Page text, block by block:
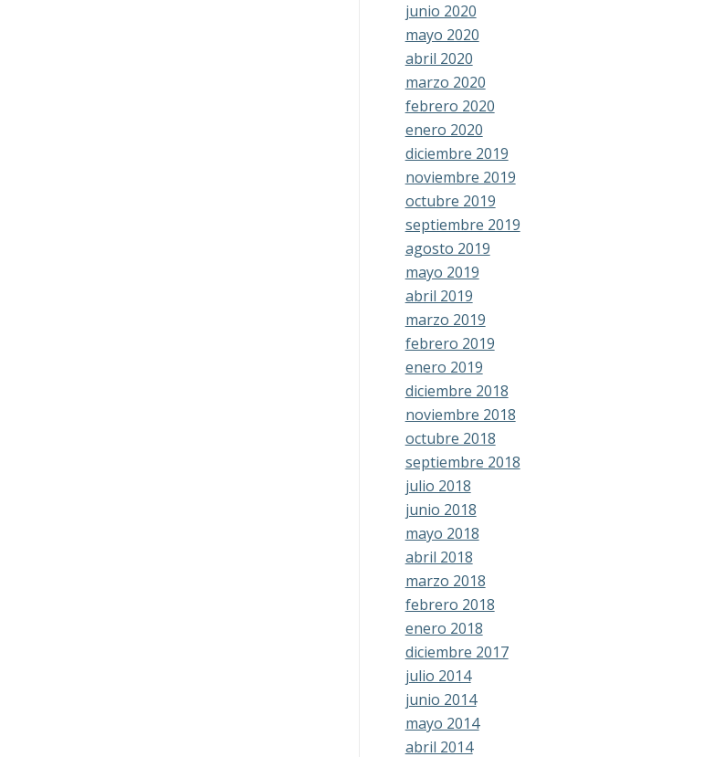
junio 2020
mayo 2020
abril 2020
marzo 2020
febrero 2020
enero 2020
diciembre 2019
noviembre 2019
octubre 2019
septiembre 2019
agosto 2019
mayo 2019
abril 2019
marzo 2019
febrero 2019
enero 2019
diciembre 2018
noviembre 2018
octubre 2018
septiembre 2018
julio 2018
junio 2018
mayo 2018
abril 2018
marzo 2018
febrero 2018
enero 2018
diciembre 2017
julio 2014
junio 2014
mayo 2014
abril 2014